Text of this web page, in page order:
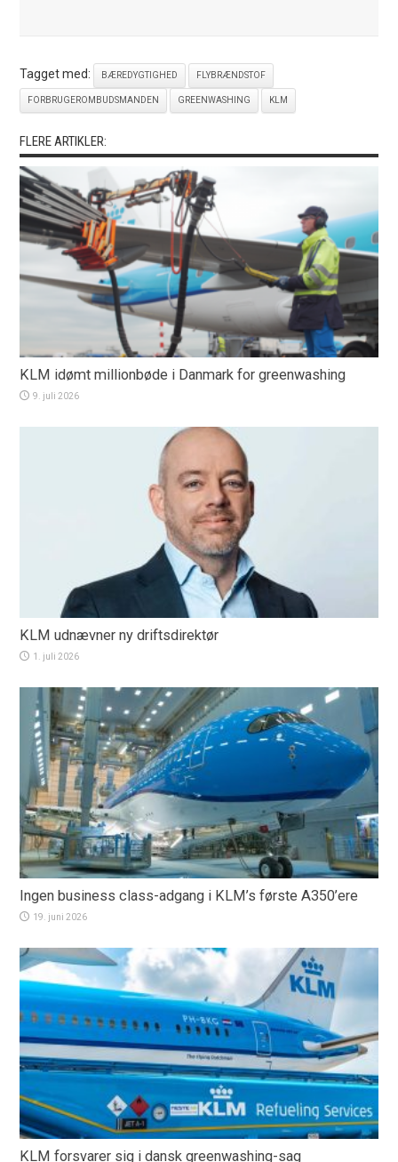
Tagget med: BÆREDYGTIGHED FLYBRÆNDSTOF
FORBRUGEROMBUDSMANDEN GREENWASHING KLM
FLERE ARTIKLER:
KLM idømt millionbøde i Danmark for greenwashing
9. juli 2026
KLM udnævner ny driftsdirektør
1. juli 2026
Ingen business class-adgang i KLM’s første A350’ere
19. juni 2026
KLM forsvarer sig i dansk greenwashing-sag